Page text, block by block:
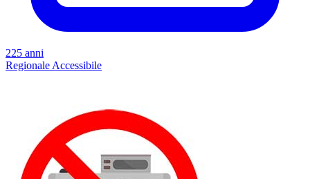
225 anni
Regionale Accessibile